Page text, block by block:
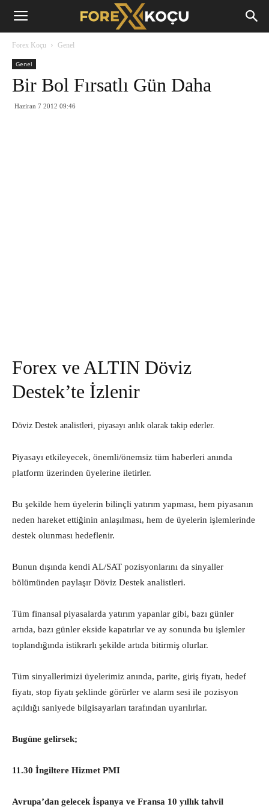
Forex
Forex Koçu Genel
Genel
Bir Bol Fırsatlı Gün Daha
Haziran 7 2012 09:46
Forex ve ALTIN Döviz
Destek’te İzlenir
Döviz Destek analistleri, piyasayı anlık olarak takip ederler.
Piyasayı etkileyecek, önemli/önemsiz tüm haberleri anında
platform üzerinden üyelerine iletirler.
Bu şekilde hem üyelerin bilinçli yatırım yapması, hem piyasanın
neden hareket ettiğinin anlaşılması, hem de üyelerin işlemlerinde
destek olunması hedeflenir.
Bunun dışında kendi AL/SAT pozisyonlarını da sinyaller
bölümünden paylaşır Döviz Destek analistleri.
Tüm finansal piyasalarda yatırım yapanlar gibi, bazı günler
artıda, bazı günler ekside kapatırlar ve ay sonunda bu işlemler
toplandığında istikrarlı şekilde artıda bitirmiş olurlar.
Tüm sinyallerimizi üyelerimiz anında, parite, giriş fiyatı, hedef
fiyatı, stop fiyatı şeklinde görürler ve alarm sesi ile pozisyon
açıldığı saniyede bilgisayarları tarafından uyarılırlar.
Bugüne gelirsek;
11.30 İngiltere Hizmet PMI
Avrupa’dan gelecek İspanya ve Fransa 10 yıllık tahvil